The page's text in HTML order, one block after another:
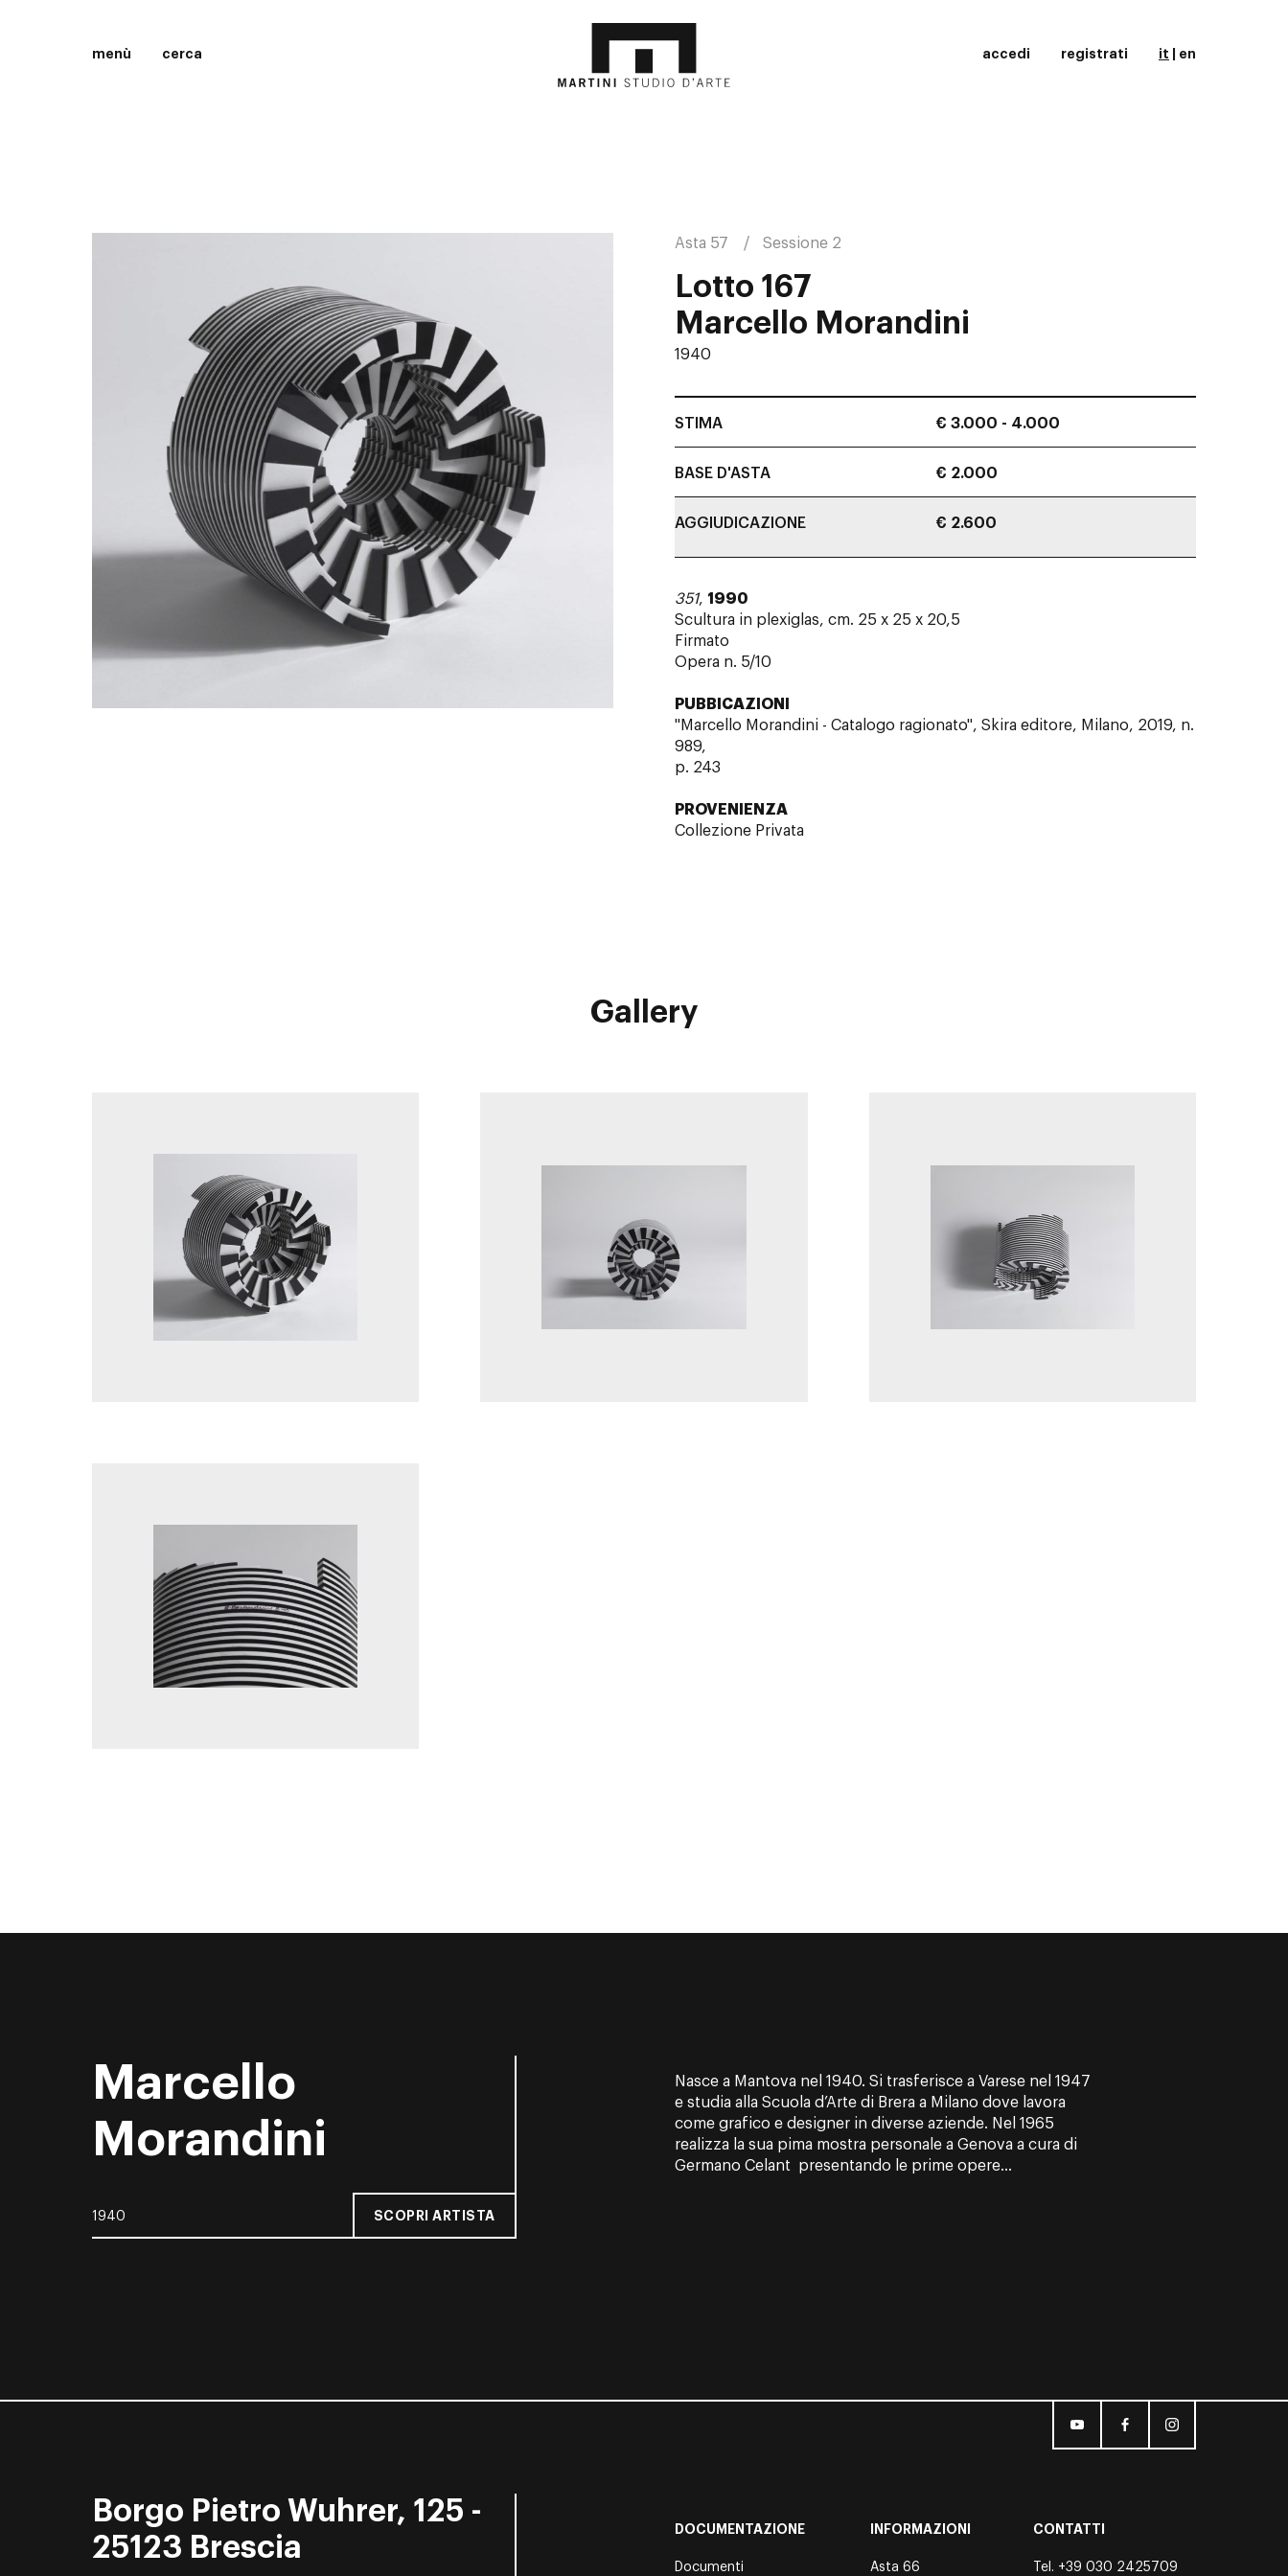
menù cerca accedi registrati it en
Asta 57 Sessione 2
Lotto 167
Marcello Morandini
1940
STIMA € 3.000 - 4.000
BASE D'ASTA € 2.000
AGGIUDICAZIONE € 2.600
351, 1990
Scultura in plexiglas, cm. 25 x 25 x 20,5
Firmato
Opera n. 5/10
PUBBICAZIONI
"Marcello Morandini - Catalogo ragionato", Skira editore, Milano, 2019, n.
989,
p. 243
PROVENIENZA
Collezione Privata
Gallery
Marcello
Morandini
1940 SCOPRI ARTISTA
Nasce a Mantova nel 1940. Si trasferisce a Varese nel 1947
e studia alla Scuola d’Arte di Brera a Milano dove lavora
come grafico e designer in diverse aziende. Nel 1965
realizza la sua pima mostra personale a Genova a cura di
Germano Celant presentando le prime opere...
Borgo Pietro Wuhrer, 125 -
25123 Brescia
DOCUMENTAZIONE
Documenti
INFORMAZIONI
Asta 66
CONTATTI
Tel. +39 030 2425709